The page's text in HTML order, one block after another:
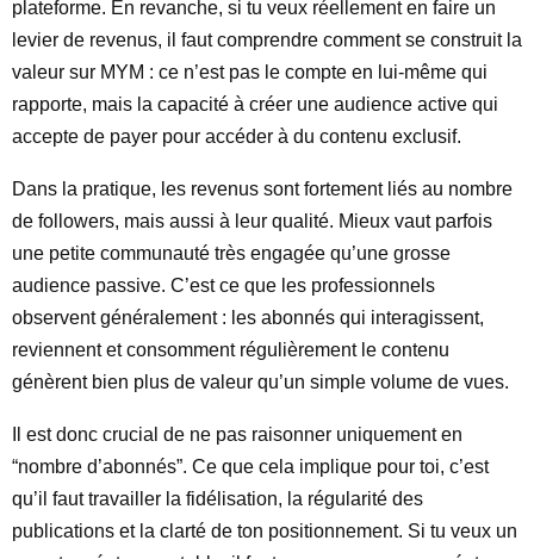
plateforme. En revanche, si tu veux réellement en faire un
levier de revenus, il faut comprendre comment se construit la
valeur sur MYM : ce n’est pas le compte en lui-même qui
rapporte, mais la capacité à créer une audience active qui
accepte de payer pour accéder à du contenu exclusif.
Dans la pratique, les revenus sont fortement liés au nombre
de followers, mais aussi à leur qualité. Mieux vaut parfois
une petite communauté très engagée qu’une grosse
audience passive. C’est ce que les professionnels
observent généralement : les abonnés qui interagissent,
reviennent et consomment régulièrement le contenu
génèrent bien plus de valeur qu’un simple volume de vues.
Il est donc crucial de ne pas raisonner uniquement en
“nombre d’abonnés”. Ce que cela implique pour toi, c’est
qu’il faut travailler la fidélisation, la régularité des
publications et la clarté de ton positionnement. Si tu veux un